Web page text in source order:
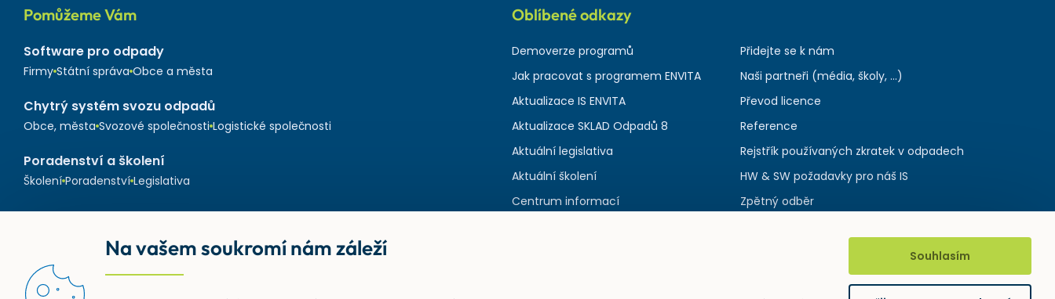
Pomůžeme Vám
Software pro odpady
Firmy Státní správa Obce a města
Chytrý systém svozu odpadů
Obce, města Svozové společnosti Logistické společnosti
Poradenství a školení
Školení Poradenství Legislativa
Oblíbené odkazy
Demoverze programů
Jak pracovat s programem ENVITA
Aktualizace IS ENVITA
Aktualizace SKLAD Odpadů 8
Aktuální legislativa
Aktuální školení
Centrum informací
Přidejte se k nám
Naši partneři (média, školy, ...)
Převod licence
Reference
Rejstřík používaných zkratek v odpadech
HW & SW požadavky pro náš IS
Zpětný odběr
Na vašem soukromí nám záleží Souhlasím